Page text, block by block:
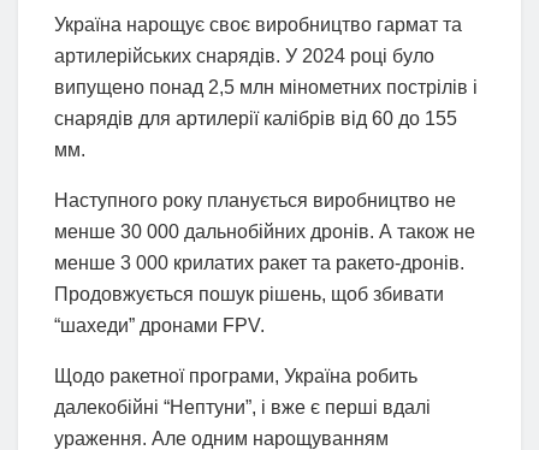
Україна нарощує своє виробництво гармат та
артилерійських снарядів. У 2024 році було
випущено понад 2,5 млн мінометних пострілів і
снарядів для артилерії калібрів від 60 до 155
мм.
Наступного року планується виробництво не
менше 30 000 дальнобійних дронів. А також не
менше 3 000 крилатих ракет та ракето-дронів.
Продовжується пошук рішень, щоб збивати
“шахеди” дронами FPV.
Щодо ракетної програми, Україна робить
далекобійні “Нептуни”, і вже є перші вдалі
ураження. Але одним нарощуванням